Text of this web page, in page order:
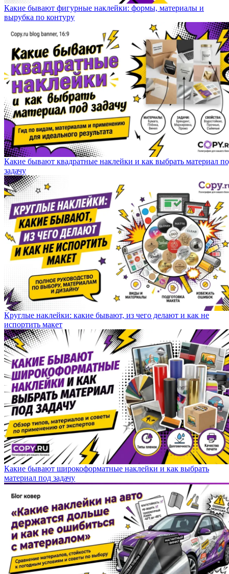
Какие бывают фигурные наклейки: формы, материалы и
вырубка по контуру
Какие бывают квадратные наклейки и как выбрать материал
задачу
Круглые наклейки: какие бывают, из чего делают и как не
испортить макет
Какие бывают широкоформатные наклейки и как выбрать
материал под задачу